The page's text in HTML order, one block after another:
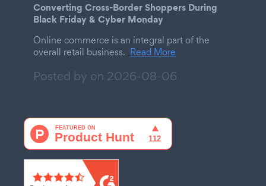
Converting Cross-Border Shoppers During
Black Friday & Cyber Monday
Online commerce is an integral part of the
overall retail business. Read More
Posted by on 2026-08-06